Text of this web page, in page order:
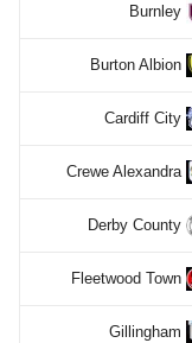
Burnley
Burton Albion
Cardiff City
Crewe Alexandra
Derby County
Fleetwood Town
Gillingham